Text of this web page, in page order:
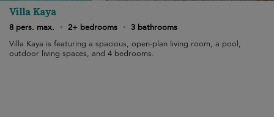
Villa Kaya
8 pers. max. · 2+ bedrooms · 3 bathrooms
Villa Kaya is featuring a spacious, open-plan living room, a pool,
outdoor living spaces, and 4 bedrooms.